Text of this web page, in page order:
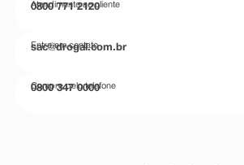
Atendimento ao cliente
0800 771 2120
Entre em contato
sac@drogal.com.br
Compre pelo telefone
0800 347 0000